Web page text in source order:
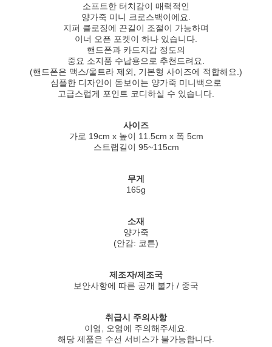
소프트한 터치감이 매력적인
양가죽 미니 크로스백이에요.
지퍼 클로징에 끈길이 조절이 가능하며
이너 오픈 포켓이 하나 있습니다.
핸드폰과 카드지갑 정도의
중요 소지품 수납용으로 추천드려요.
(핸드폰은 맥스/울트라 제외, 기본형 사이즈에 적합해요.)
심플한 디자인이 돋보이는 양가죽 미니백으로
고급스럽게 포인트 코디하실 수 있습니다.
사이즈
가로 19cm x 높이 11.5cm x 폭 5cm
스트랩길이 95~115cm
무게
165g
소재
양가죽
(안감: 코튼)
제조자/제조국
보안사항에 따른 공개 불가 / 중국
취급시 주의사항
이염, 오염에 주의해주세요.
해당 제품은 수선 서비스가 불가능합니다.